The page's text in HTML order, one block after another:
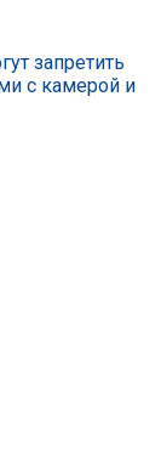
запретить
с камерой и